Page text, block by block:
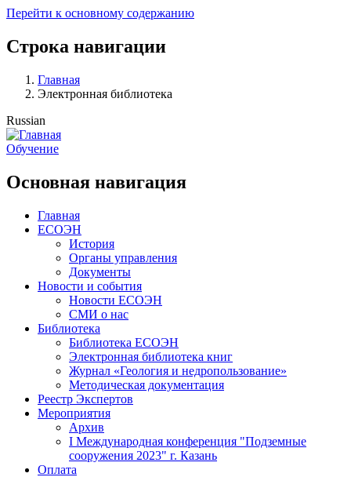
Перейти к основному содержанию
Строка навигации
Главная
Электронная библиотека
Russian
Обучение
Основная навигация
Главная
ЕСОЭН
История
Органы управления
Документы
Новости и события
Новости ЕСОЭН
СМИ о нас
Библиотека
Библиотека ЕСОЭН
Электронная библиотека книг
Журнал «Геология и недропользование»
Методическая документация
Реестр Экспертов
Мероприятия
Архив
I Международная конференция "Подземные
сооружения 2023" г. Казань
Оплата